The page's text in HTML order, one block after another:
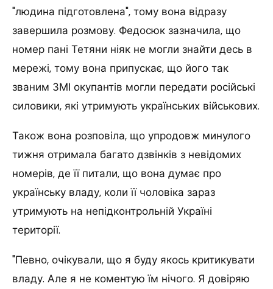
"людина підготовлена", тому вона відразу
завершила розмову. Федосюк зазначила, що
номер пані Тетяни ніяк не могли знайти десь в
мережі, тому вона припускає, що його так
званим ЗМІ окупантів могли передати російські
силовики, які утримують українських військових.
Також вона розповіла, що упродовж минулого
тижня отримала багато дзвінків з невідомих
номерів, де її питали, що вона думає про
українську владу, коли її чоловіка зараз
утримують на непідконтрольній Україні
території.
"Певно, очікували, що я буду якось критикувати
владу. Але я не коментую їм нічого. Я довіряю